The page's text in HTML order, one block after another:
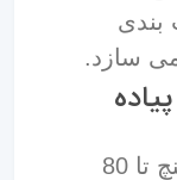
بندی
سازد.
این نوع اتصالات از سایز 2 اینچ تا 80